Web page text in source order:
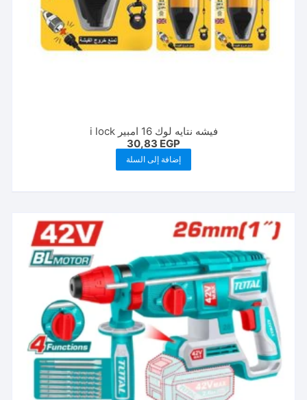
فيشه نتايه لوك 16 امبير i lock
30,83 EGP
إضافة إلى السلة